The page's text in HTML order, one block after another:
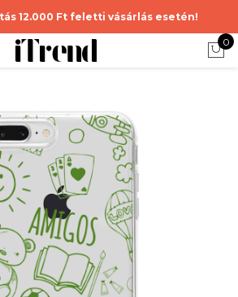
12.000 Ft feletti vásárlás esetén!
0